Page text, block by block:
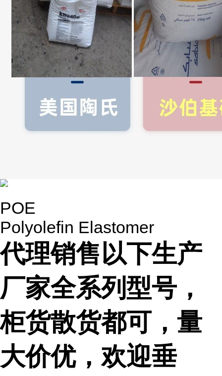
POE
Polyolefin Elastomer
代理销售以下生产
厂家全系列型号，
柜货散货都可，量
大价优，欢迎垂